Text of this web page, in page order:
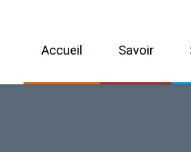
Accueil Savoir